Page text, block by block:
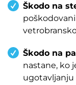
Škodo na
Škodo na
nastane, ko
ugotavljanju